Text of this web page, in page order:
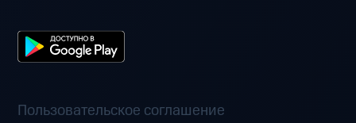
Пользовательское соглашение